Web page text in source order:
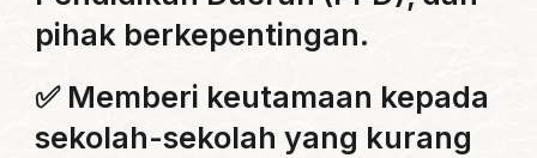
pihak berkepentingan.
✅ Memberi keutamaan kepada
sekolah-sekolah yang kurang